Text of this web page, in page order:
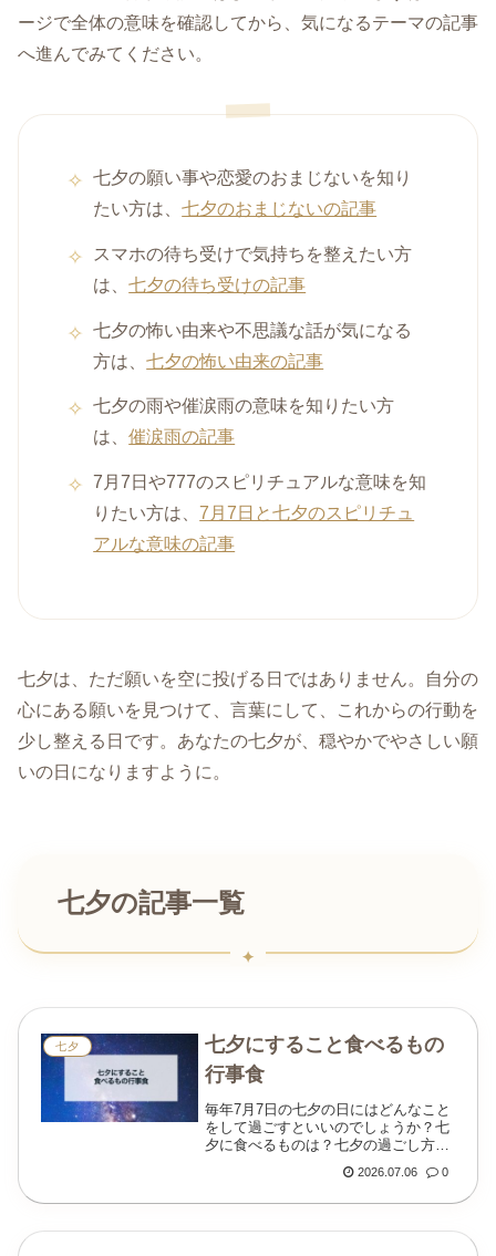
ージで全体の意味を確認してから、気になるテーマの記事
へ進んでみてください。
七夕の願い事や恋愛のおまじないを知り
たい方は、七夕のおまじないの記事
スマホの待ち受けで気持ちを整えたい方
は、七夕の待ち受けの記事
七夕の怖い由来や不思議な話が気になる
方は、七夕の怖い由来の記事
七夕の雨や催涙雨の意味を知りたい方
は、催涙雨の記事
7月7日や777のスピリチュアルな意味を知
りたい方は、7月7日と七夕のスピリチュ
アルな意味の記事
七夕は、ただ願いを空に投げる日ではありません。自分の
心にある願いを見つけて、言葉にして、これからの行動を
少し整える日です。あなたの七夕が、穏やかでやさしい願
いの日になりますように。
七夕の記事一覧
七夕
七夕にすること食べるもの
行事食
毎年7月7日の七夕の日にはどんなこと
をして過ごすといいのでしょうか？七
夕に食べるものは？七夕の過ごし方と
は毎年7月7日に行われる祭りで、この
2026.07.06 0